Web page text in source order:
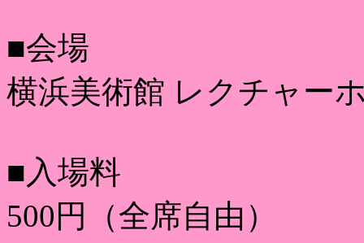
■会場
横浜美術館 レクチャー
■入場料
500円（全席自由）